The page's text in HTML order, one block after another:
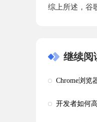
综上所述，谷
继续阅
Chrome浏览
开发者如何